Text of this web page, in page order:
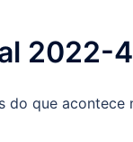
2022-4
do que